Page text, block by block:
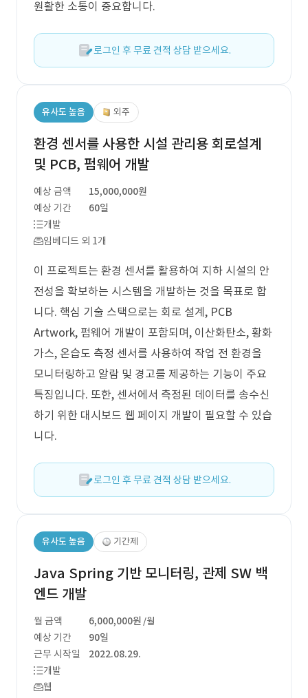
원활한 소통이 중요합니다.
로그인 후 무료 견적 상담 받으세요.
유사도 높음 외주
환경 센서를 사용한 시설 관리용 회로설계
및 PCB, 펌웨어 개발
예상 금액
15,000,000원
예상 기간
60일
개발
임베디드 외 1개
이 프로젝트는 환경 센서를 활용하여 지하 시설의 안
전성을 확보하는 시스템을 개발하는 것을 목표로 합
니다. 핵심 기술 스택으로는 회로 설계, PCB
Artwork, 펌웨어 개발이 포함되며, 이산화탄소, 황화
가스, 온습도 측정 센서를 사용하여 작업 전 환경을
모니터링하고 알람 및 경고를 제공하는 기능이 주요
특징입니다. 또한, 센서에서 측정된 데이터를 송수신
하기 위한 대시보드 웹 페이지 개발이 필요할 수 있습
니다.
로그인 후 무료 견적 상담 받으세요.
유사도 높음 기간제
Java Spring 기반 모니터링, 관제 SW 백
엔드 개발
월 금액 6,000,000원 /월
예상 기간
90일
근무 시작일
2022.08.29.
개발
웹